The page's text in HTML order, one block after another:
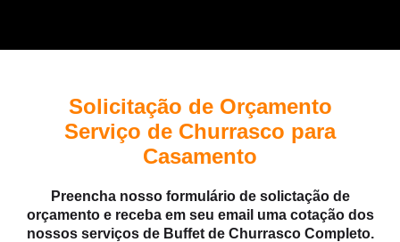
Solicitação de Orçamento
Serviço de Churrasco para
Casamento
Preencha nosso formulário de solictação de
orçamento e receba em seu email uma cotação dos
nossos serviços de Buffet de Churrasco Completo.